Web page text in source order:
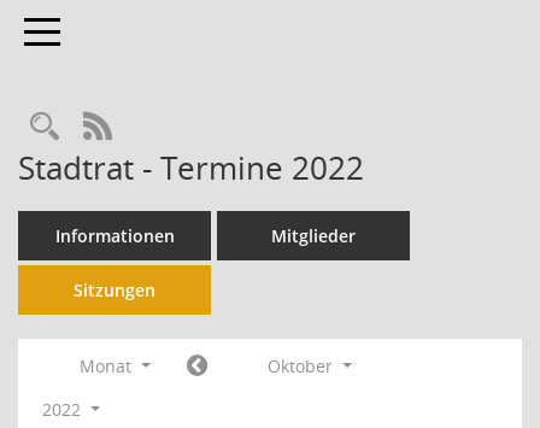
Toggle navigation
RSS-Feed
Stadtrat - Termine 2022
Informationen Mitglieder
Sitzungen
Monat
Oktober
2022